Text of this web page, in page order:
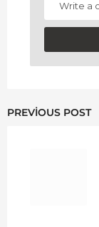
PREVIOUS POST